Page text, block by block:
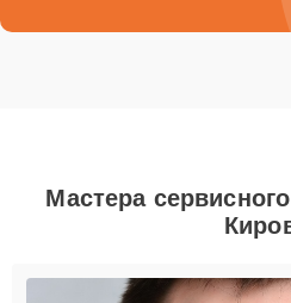
Мастера